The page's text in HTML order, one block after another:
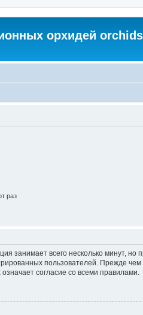
орхидей
раз
занимает всего несколько минут,
пользователей. Прежде
согласие со всеми правилами.